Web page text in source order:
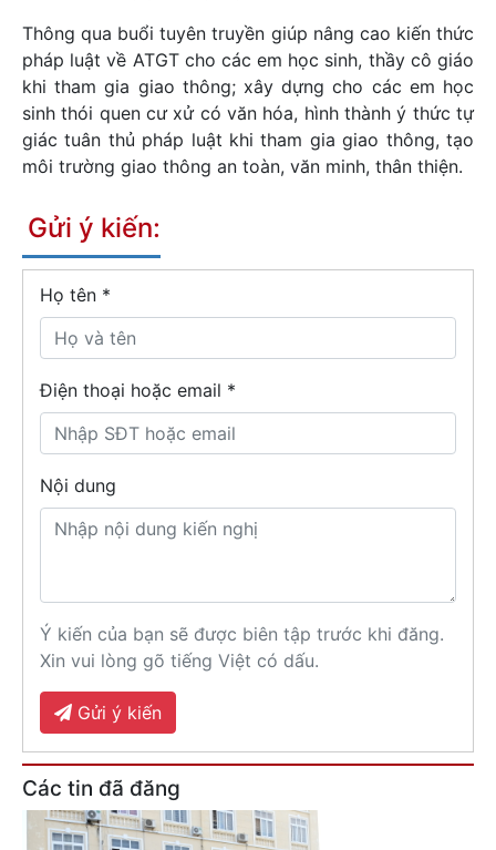
Thông qua buổi tuyên truyền giúp nâng cao kiến thức
pháp luật về ATGT cho các em học sinh, thầy cô giáo
khi tham gia giao thông; xây dựng cho các em học
sinh thói quen cư xử có văn hóa, hình thành ý thức tự
giác tuân thủ pháp luật khi tham gia giao thông, tạo
môi trường giao thông an toàn, văn minh, thân thiện.
Gửi ý kiến:
Họ tên *
Điện thoại hoặc email *
Nội dung
Ý kiến của bạn sẽ được biên tập trước khi đăng.
Xin vui lòng gõ tiếng Việt có dấu.
Gửi ý kiến
Các tin đã đăng